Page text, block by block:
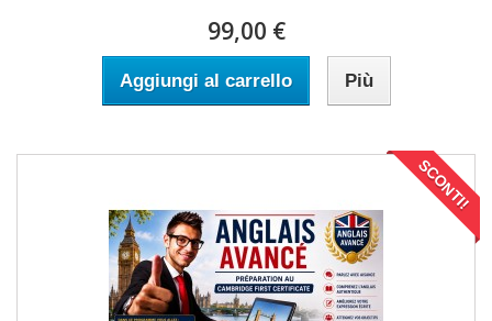
99,00 €
Aggiungi al carrello Più
SCONTI!